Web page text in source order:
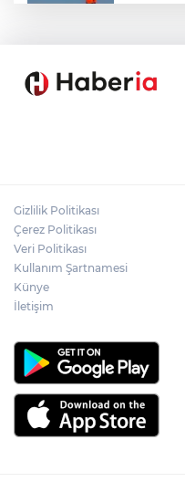
Yapay
Gizlilik Politikası
Çerez Politikası
Veri Politikası
Kullanım Şartnamesi
Künye
İletişim